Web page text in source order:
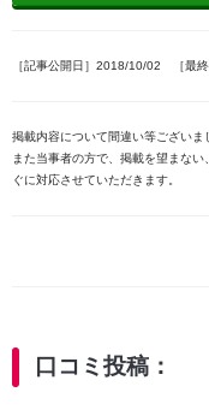
［記事公開日］2018/10/02 ［最
掲載内容について間違い等ございま
また当事者の方で、掲載を望まな
ぐに対応させていただきます。
口コミ投稿：